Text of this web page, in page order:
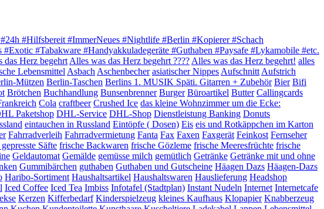
#Hilfsbereit #ImmerNeues #Nightlife #Berlin #Kopierer #Schach
#Tabakware #Handyakkuladegeräte #Guthaben #Paysafe #Lykamobile #etc.
das Herz begehrt Alles was das Herz begehrt ???? Alles was das Herz begehrt! alles
Lebensmittel Asbach Aschenbecher asiatischer Nippes Aufschnitt Aufstrich
Mützen Berlin-Taschen Berlins 1. MUSIK Späti. Gitarren + Zubehör Bier Bifi
Brötchen Buchhandlung Bunsenbrenner Burger Büroartikel Butter Callingcards
Cola craftbeer Crushed Ice das kleine Wohnzimmer um die Ecke:
Paketshop DHL-Service DHL-Shop Dienstleistung Banking Donuts
eintauchen in Russland Eintöpfe ( Dosen) Eis eis und Rotkäppchen im Karton
Fahrradverleih Fahrradvermietung Fanta Fax Faxen Faxgerät Feinkost Fernseher
Säfte frische Backwaren frische Gözleme frische Meeresfrüchte frische
Geldautomat Gemälde gemüsse milch gemütlich Getränke Getränke mit und ohne
Gummibärchen guthaben Guthaben und Gutscheine Häagen Dazs Häagen-Dazs
Haribo-Sortiment Haushaltsartikel Haushaltswaren Hauslieferung Headshop
Iced Coffee Iced Tea Imbiss Infotafel (Stadtplan) Instant Nudeln Internet Internetcafe
Kerzen Kifferbedarf Kinderspielzeug kleines Kaufhaus Klopapier Knabberzeug